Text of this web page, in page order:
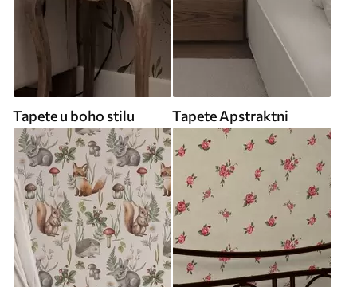
Tapete u boho stilu Tapete Apstraktni